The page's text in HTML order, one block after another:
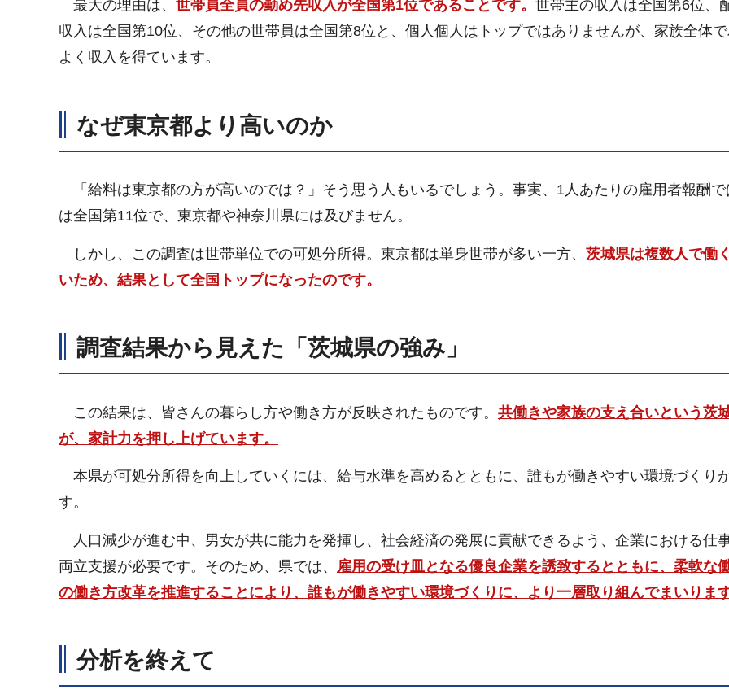
最大の理由は、 世帯員全員の勤め先収入が全国第1位であることです。 世帯主の収入は全国第6位、
収入は全国第10位、その他の世帯員は全国第8位と、個人個人はトップではありませんが、家族全体
よく収入を得ています。
なぜ東京都より高いのか
「給料は東京都の方が高いのでは？」そう思う人もいるでしょう。事実、1人あたりの雇用者報酬
は全国第11位で、東京都や神奈川県には及びません。
しかし、この調査は世帯単位での可処分所得。東京都は単身世帯が多い一方、 茨城県は複数人で働
いため、結果として全国トップになったのです。
調査結果から見えた「茨城県の強み」
この結果は、皆さんの暮らし方や働き方が反映されたものです。 共働きや家族の支え合いという茨
が、家計力を押し上げています。
本県が可処分所得を向上していくには、給与水準を高めるとともに、誰もが働きやすい環境づくり
す。
人口減少が進む中、男女が共に能力を発揮し、社会経済の発展に貢献できるよう、企業における仕
両立支援が必要です。そのため、県では、 雇用の受け皿となる優良企業を誘致するとともに、柔軟な
の働き方改革を推進することにより、誰もが働きやすい環境づくりに、より一層取り組んでまいりま
分析を終えて